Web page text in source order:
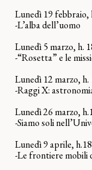
Lunedì 19 febbraio,
-L’alba dell’uomo
Lunedì 5 marzo, h.
-“Rosetta” e le
Lunedì 12 marzo, h.
-Raggi X:
Lunedì 26 marzo,
-Siamo soli
Lunedì 9 aprile,
-Le frontiere mobili